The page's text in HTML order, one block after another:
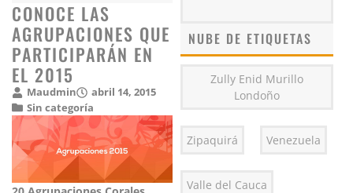
CONOCE LAS
AGRUPACIONES QUE
PARTICIPARÁN EN
EL 2015
Maudmin
abril 14, 2015
Sin categoría
NUBE DE ETIQUETAS
Zully Enid Murillo
Londoño
Zipaquirá Venezuela
Valle del Cauca